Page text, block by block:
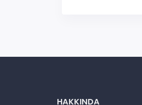
HAKKINDA